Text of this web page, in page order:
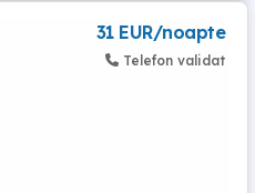
31 EUR/noapte
Telefon validat